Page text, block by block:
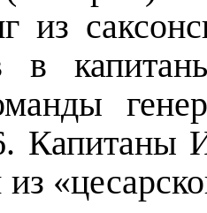
из
в
Капитаны